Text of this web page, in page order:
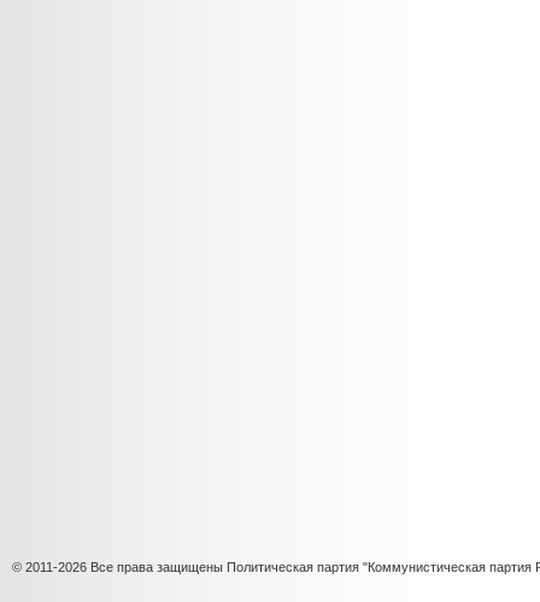
© 2011-2026 Все права защищены Политическая партия "Коммунистическая партия